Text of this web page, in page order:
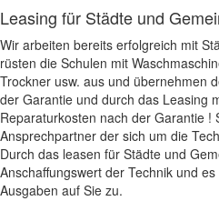
Leasing für Städte und
Wir arbeiten bereits erfolgreich mit
rüsten die Schulen mit
Trockner usw. aus und übernehmen
der Garantie und durch das Leasing
Reparaturkosten nach der Garantie !
Ansprechpartner der sich um die
Durch das leasen für Städte und
Anschaffungswert der Technik und
Ausgaben auf Sie zu.